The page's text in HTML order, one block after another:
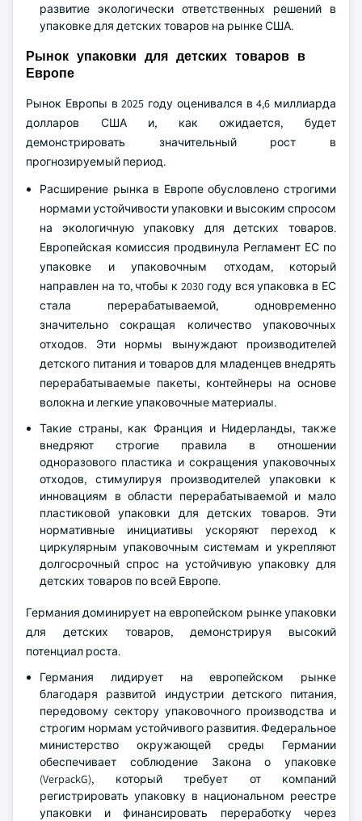
развитие экологически ответственных решений в
упаковке для детских товаров на рынке США.
Рынок упаковки для детских товаров в
Европе
Рынок Европы в 2025 году оценивался в 4,6 миллиарда
долларов США и, как ожидается, будет
демонстрировать значительный рост в
прогнозируемый период.
Расширение рынка в Европе обусловлено строгими
нормами устойчивости упаковки и высоким спросом
на экологичную упаковку для детских товаров.
Европейская комиссия продвинула Регламент ЕС по
упаковке и упаковочным отходам, который
направлен на то, чтобы к 2030 году вся упаковка в ЕС
стала перерабатываемой, одновременно
значительно сокращая количество упаковочных
отходов. Эти нормы вынуждают производителей
детского питания и товаров для младенцев внедрять
перерабатываемые пакеты, контейнеры на основе
волокна и легкие упаковочные материалы.
Такие страны, как Франция и Нидерланды, также
внедряют строгие правила в отношении
одноразового пластика и сокращения упаковочных
отходов, стимулируя производителей упаковки к
инновациям в области перерабатываемой и мало
пластиковой упаковки для детских товаров. Эти
нормативные инициативы ускоряют переход к
циркулярным упаковочным системам и укрепляют
долгосрочный спрос на устойчивую упаковку для
детских товаров по всей Европе.
Германия доминирует на европейском рынке упаковки
для детских товаров, демонстрируя высокий
потенциал роста.
Германия лидирует на европейском рынке
благодаря развитой индустрии детского питания,
передовому сектору упаковочного производства и
строгим нормам устойчивого развития. Федеральное
министерство окружающей среды Германии
обеспечивает соблюдение Закона о упаковке
(VerpackG), который требует от компаний
регистрировать упаковку в национальном реестре
упаковки и финансировать переработку через